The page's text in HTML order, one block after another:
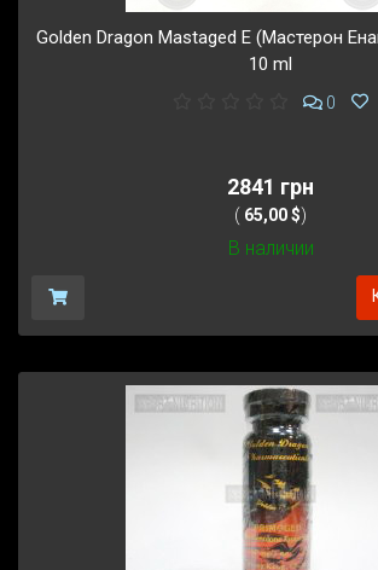
Golden Dragon Mastaged E (Мастерон
10 ml
0
2841 грн
( 65,00 $)
В наличии